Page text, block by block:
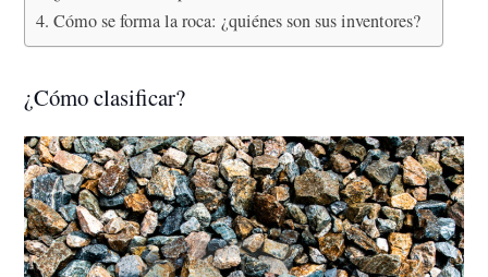
Cómo se forma la roca: ¿quiénes son sus inventores?
¿Cómo clasificar?